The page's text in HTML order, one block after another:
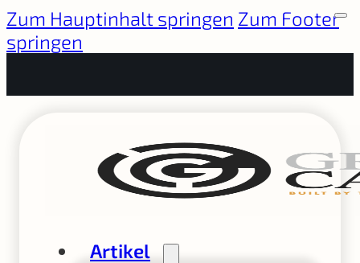
Zum Hauptinhalt springen Zum Footer
springen
Artikel